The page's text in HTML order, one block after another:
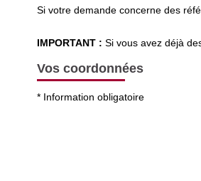
Si votre demande concerne des
IMPORTANT : Si vous avez déjà
Vos coordonnées
* Information obligatoire